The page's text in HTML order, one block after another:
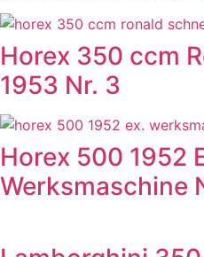
Horex 350 ccm
1953 Nr. 3
Horex 500 1952
Werksmaschine